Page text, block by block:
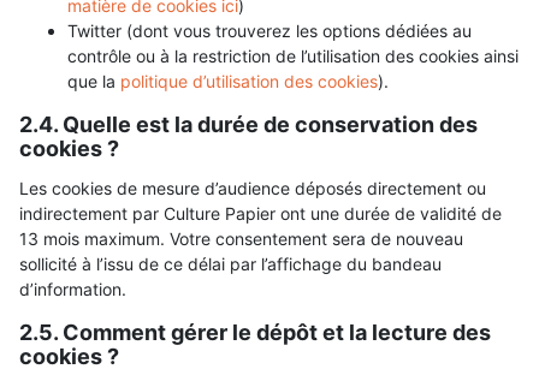
matière de cookies ici)
Twitter (dont vous trouverez les options dédiées au
contrôle ou à la restriction de l’utilisation des cookies ainsi
que la politique d’utilisation des cookies).
2.4. Quelle est la durée de conservation des
cookies ?
Les cookies de mesure d’audience déposés directement ou
indirectement par Culture Papier ont une durée de validité de
13 mois maximum. Votre consentement sera de nouveau
sollicité à l’issu de ce délai par l’affichage du bandeau
d’information.
2.5. Comment gérer le dépôt et la lecture des
cookies ?